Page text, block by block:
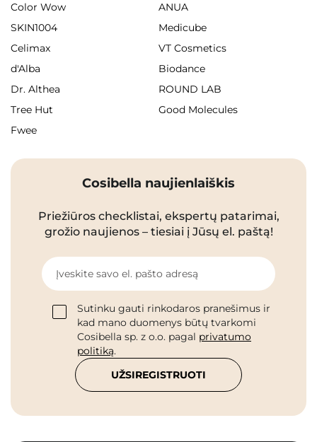
Color Wow
ANUA
SKIN1004
Medicube
Celimax
VT Cosmetics
d'Alba
Biodance
Dr. Althea
ROUND LAB
Tree Hut
Good Molecules
Fwee
Cosibella naujienlaiškis
Priežiūros checklistai, ekspertų patarimai,
grožio naujienos – tiesiai į Jūsų el. paštą!
Įveskite savo el. pašto adresą
Sutinku gauti rinkodaros pranešimus ir
kad mano duomenys būtų tvarkomi
Cosibella sp. z o.o. pagal privatumo
politiką.
UŽSIREGISTRUOTI